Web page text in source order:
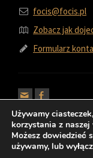
focis@focis.pl
Zobacz jak
Formularz
© 2022 FOCIS
Używamy
korzystania z naszej
Możesz dowiedzieć
używamy, lub